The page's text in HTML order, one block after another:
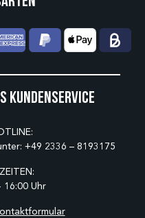
Kundenservice
+49 2336 – 8193175
16:00 Uhr